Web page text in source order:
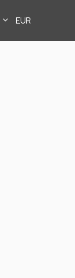
EUR